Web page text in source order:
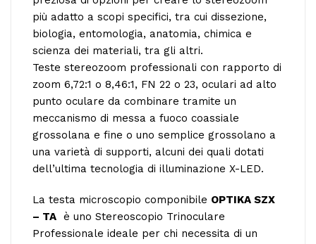
più adatto a scopi specifici, tra cui dissezione,
biologia, entomologia, anatomia, chimica e
scienza dei materiali, tra gli altri.
Teste stereozoom professionali con rapporto di
zoom 6,72:1 o 8,46:1, FN 22 o 23, oculari ad alto
punto oculare da combinare tramite un
meccanismo di messa a fuoco coassiale
grossolana e fine o uno semplice grossolano a
una varietà di supporti, alcuni dei quali dotati
dell’ultima tecnologia di illuminazione X-LED.
La testa microscopio componibile OPTIKA SZX
– TA è uno Stereoscopio Trinoculare
Professionale ideale per chi necessita di un